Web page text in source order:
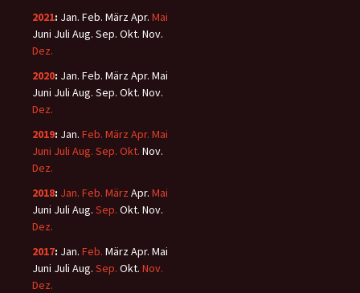
2021: Jan. Feb. MärzApr. Mai
Juni Juli Aug. Sep. Okt. Nov.
Dez.
2020: Jan. Feb. MärzApr. Mai
Juni Juli Aug. Sep. Okt. Nov.
Dez.
2019: Jan. Feb. März Apr. Mai
Juni Juli Aug. Sep. Okt. Nov.
Dez.
2018: Jan. Feb. März Apr. Mai
Juni Juli Aug. Sep. Okt. Nov.
Dez.
2017: Jan. Feb. MärzApr. Mai
Juni Juli Aug. Sep. Okt. Nov.
Dez.